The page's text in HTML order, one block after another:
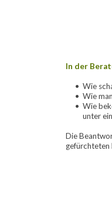
In der
Wie
Wie
Wie
unter
Die
gefürchteten